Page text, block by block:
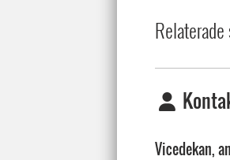
Vicedekan,